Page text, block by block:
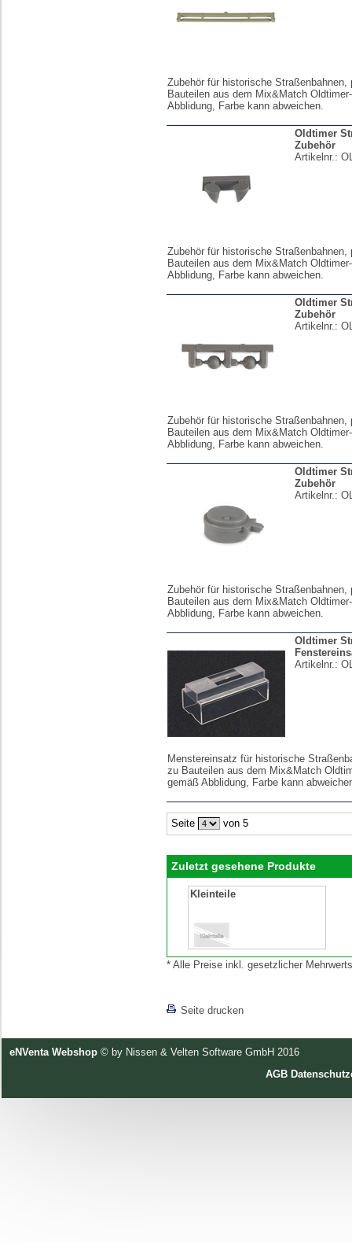
Zubehör für historische Straßenbahnen,
Bauteilen aus dem Mix&Match
Abblidung, Farbe kann abweichen.
Oldtimer
Zubehör
Artikelnr.:
Zubehör für historische Straßenbahnen,
Bauteilen aus dem Mix&Match
Abblidung, Farbe kann abweichen.
Oldtimer
Zubehör
Artikelnr.:
Zubehör für historische Straßenbahnen,
Bauteilen aus dem Mix&Match
Abblidung, Farbe kann abweichen.
Oldtimer
Zubehör
Artikelnr.:
Zubehör für historische Straßenbahnen,
Bauteilen aus dem Mix&Match
Abblidung, Farbe kann abweichen.
Oldtimer
Artikelnr.:
Menstereinsatz für historische
zu Bauteilen aus dem Mix&Match
gemäß Abblidung, Farbe kann
Seite von 5
Zuletzt gesehene Produkte
Kleinteile
* Alle Preise inkl. gesetzlicher
Seite drucken
eNVenta Webshop © by Nissen & Velten Software GmbH 2016
AGB